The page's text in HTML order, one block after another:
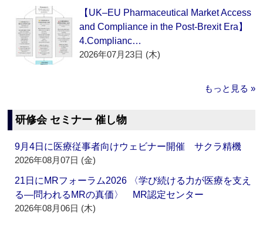
【UK–EU Pharmaceutical Market Access
and Compliance in the Post-Brexit Era】
4.Complianc…
2026年07月23日 (木)
もっと見る »
研修会 セミナー 催し物
9月4日に医療従事者向けウェビナー開催 サクラ精機
2026年08月07日 (金)
21日にMRフォーラム2026 〈学び続ける力が医療を支え
る―問われるMRの真価〉 MR認定センター
2026年08月06日 (木)